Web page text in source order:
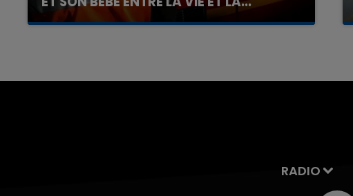
Un homme s'est immolé par le feu après avoir
RADIO